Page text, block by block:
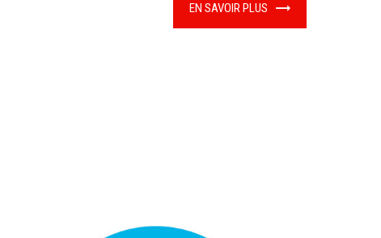
EN SAVOIR PLUS